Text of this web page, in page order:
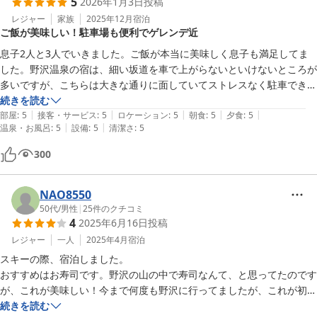
レジャー 家族 2025年12月宿泊
ご飯が美味しい！駐車場も便利でゲレンデ近
息子2人と3人でいきました。ご飯が本当に美味しく息子も満足してま
した。野沢温泉の宿は、細い坂道を車で上がらないといけないところが
多いですが、こちらは大きな通りに面していてストレスなく駐車できま
した。ゲレンデまでは、朝は乗り場まで下りで歩いて3分程度のシャト
ルバスで、帰りは遊ロードを利用しました。
トイレが、1階以外はウォシュレットでなかったのが少し残念でした。
続きを読む
部屋: 5 | 接客・サービス: 5 | ロケーション: 5 | 朝食: 5 | 夕食: 5 |
温泉・お風呂: 5 | 設備: 5 | 清潔さ: 5
300
NAO8550
50代/男性 |25件のクチコミ
4 2025年6月16日投稿
レジャー 一人 2025年4月宿泊
スキーの際、宿泊しました。
おすすめはお寿司です。野沢の山の中で寿司なんて、と思ってたのです
が、これが美味しい！今まで何度も野沢に行ってましたが、これが初の
若ぎりさんでした。これからは食事だけでもここですね。
続きを読む